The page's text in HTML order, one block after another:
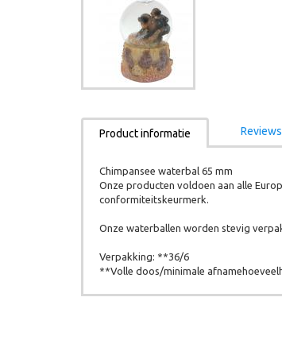
Product informatie
Chimpansee waterbal 65 mm
Onze producten voldoen aan alle
conformiteitskeurmerk.
Onze waterballen worden stevig
Verpakking: **36/6
**Volle doos/minimale